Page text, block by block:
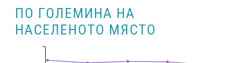
ПО ГОЛЕМИНА НА
НАСЕЛЕНОТО МЯСТО